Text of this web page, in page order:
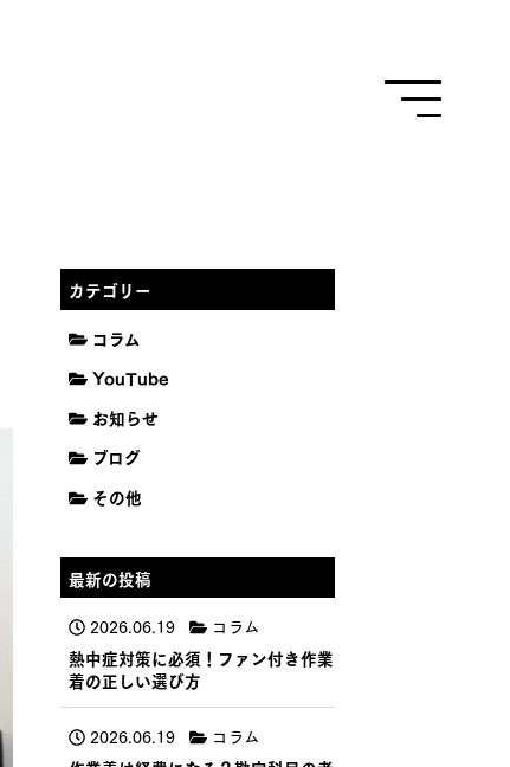
カテゴリー
コラム
YouTube
お知らせ
ブログ
その他
最新の投稿
2026.06.19
コラム
熱中症対策に必須！ファン付き作業
着の正しい選び方
2026.06.19
コラム